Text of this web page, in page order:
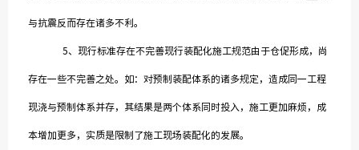
与抗震反而存在诸多不利。
5、现行标准存在不完善现行装配化施工规范由于仓促形成，尚
存在一些不完善之处。如：对预制装配体系的诸多规定，造成同一工程
现浇与预制体系并存，其结果是两个体系同时投入，施工更加麻烦，成
本增加更多，实质是限制了施工现场装配化的发展。